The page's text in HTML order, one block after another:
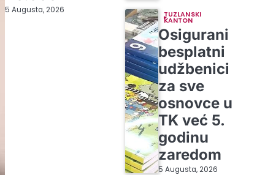
5 Augusta, 2026 TUZLANSKI
KANTON
Osigurani
besplatni
udžbenici
za sve
osnovce u
TK već 5.
godinu
zaredom
5 Augusta, 2026